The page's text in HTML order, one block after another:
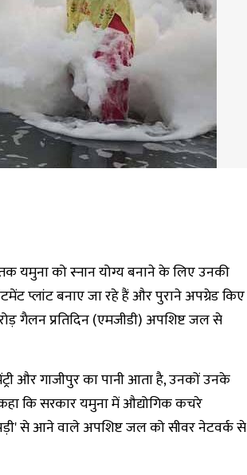
यमुना को स्नान योग्य बनाने के लिए उनकी
प्लांट बनाए जा रहे हैं और पुराने अपग्रेड किए
गैलन प्रतिदिन (एमजीडी) अपशिष्ट जल से
और गाजीपुर का पानी आता है, उनकों उनके
कि सरकार यमुना में औद्योगिक कचरे
से आने वाले अपशिष्ट जल को सीवर नेटवर्क से